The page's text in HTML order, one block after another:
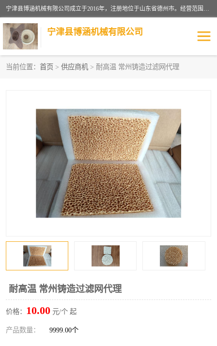
宁津县博涵机械有限公司成立于2016年，注册地位于山东省德州市。经营范围包括：机械设备研发、生产及销售，铸造用造型材料生产、销售，玻璃纤维及制品制造、销售，汽车零配件零售，机械零件、零部件加工，机械零件、零部件销售等；主要产品有：纤维过滤网,陶瓷过滤器,泡沫陶瓷过滤器,耐高温纤维过滤器,铸铁过滤器,铸铜过滤网,铸铝过滤网,铝轮毂过滤网,高效过滤网,高效陶瓷过滤网,高效纤维过滤网。
宁津县博涵机械有限公司
当前位置： 首页 > 供应商机 > 耐高温 常州铸造过滤网代理
耐高温 常州铸造过滤网代理
价格： 10.00 元/个 起
产品数量： 9999.00个
纤维网 挡渣棉
避脏网